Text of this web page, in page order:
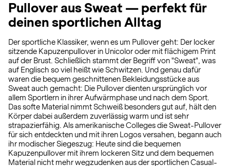
Pullover aus Sweat — perfekt für
deinen sportlichen Alltag
Der sportliche Klassiker, wenn es um Pullover geht: Der locker
sitzende Kapuzenpullover in Unicolor oder mit flächigem Print
auf der Brust. Schließlich stammt der Begriff von "Sweat", was
auf Englisch so viel heißt wie Schwitzen. Und genau dafür
waren die bequem geschnittenen Bekleidungsstücke aus
Sweat auch gemacht: Die Pullover dienten ursprünglich vor
allem Sportlern in ihrer Aufwärmphase und nach dem Sport.
Das softe Material nimmt Schweiß besonders gut auf, hält den
Körper dabei außerdem zuverlässig warm und ist sehr
strapazierfähig. Als amerikanische Colleges die Sweat-Pullover
für sich entdeckten und mit ihren Logos versahen, begann auch
ihr modischer Siegeszug: Heute sind die bequemen
Kapuzenpullover mit ihrem lockeren Sitz und dem bequemen
Material nicht mehr wegzudenken aus der sportlichen Casual-